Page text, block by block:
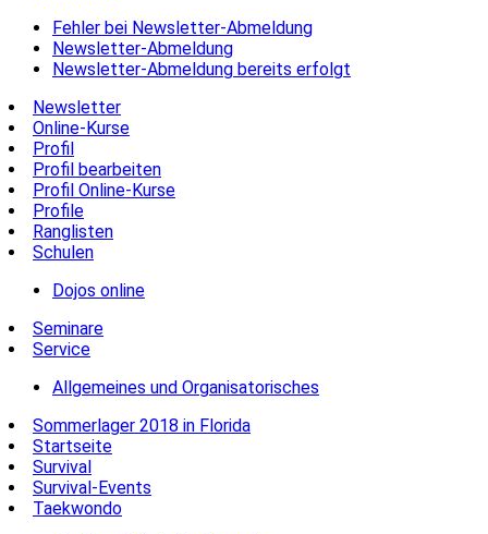
Fehler bei Newsletter-Abmeldung
Newsletter-Abmeldung
Newsletter-Abmeldung bereits erfolgt
Newsletter
Online-Kurse
Profil
Profil bearbeiten
Profil Online-Kurse
Profile
Ranglisten
Schulen
Dojos online
Seminare
Service
Allgemeines und Organisatorisches
Sommerlager 2018 in Florida
Startseite
Survival
Survival-Events
Taekwondo